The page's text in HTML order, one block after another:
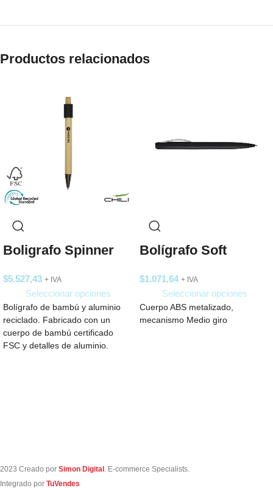
Productos relacionados
Boligrafo Spinner
$5.527,43 + IVA
Seleccionar opciones
Bolígrafo de bambú y aluminio
reciclado. Fabricado con un
cuerpo de bambú certificado
FSC y detalles de aluminio.
Bolígrafo Soft
$1.071,64 + IVA
Seleccionar opciones
Cuerpo ABS metalizado,
mecanismo Medio giro
2023 Creado por Simon Digital . E-commerce Specialists.
Integrado por TuVendes